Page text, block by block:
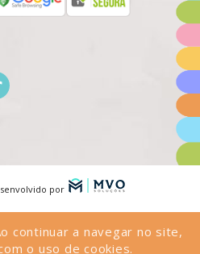
por
continuar a navegar no site,
o uso de cookies.
giriş madridbet güncel
madridbet